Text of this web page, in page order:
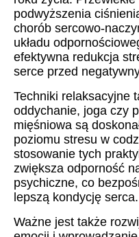
podwyższenia
chorób sercowo-
układu
efektywna redukcja
serce przed
Techniki relaksacyjne
oddychanie, joga czy
mięśniowa są
poziomu stresu w
stosowanie tych
zwiększa odporność
psychiczne, co
lepszą kondycję serca.
Ważne jest także